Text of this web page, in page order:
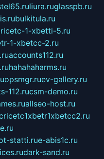
liura.ruglasspb.ru
bulkitula.ru
1-xbetti-5.ru
1-xbetcc-2.ru
accounts112.ru
hahahaharms.ru
opsmgr.ruev-gallery.ru
112.rucsm-demo.ru
allseo-host.ru
statti.rue-abis1c.ru
dark-sand.ru